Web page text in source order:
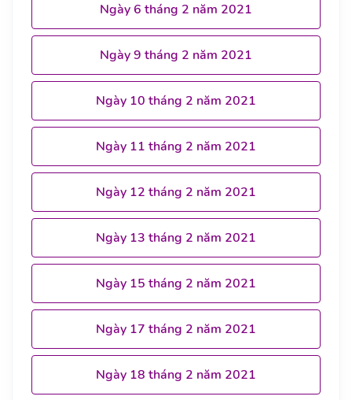
Ngày 6 tháng 2 năm 2021
Ngày 9 tháng 2 năm 2021
Ngày 10 tháng 2 năm 2021
Ngày 11 tháng 2 năm 2021
Ngày 12 tháng 2 năm 2021
Ngày 13 tháng 2 năm 2021
Ngày 15 tháng 2 năm 2021
Ngày 17 tháng 2 năm 2021
Ngày 18 tháng 2 năm 2021